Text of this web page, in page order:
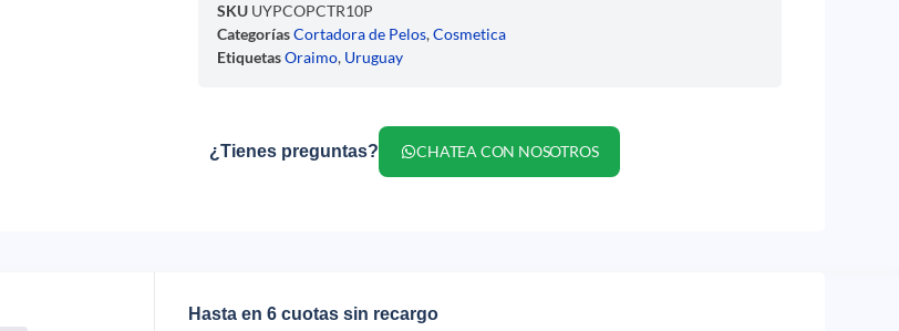
SKU UYPCOPCTR10P
CategoríasCortadora de Pelos,Cosmetica
EtiquetasOraimo, Uruguay
¿Tienes preguntas? CHATEA CON NOSOTROS
Hasta en 6 cuotas sin recargo